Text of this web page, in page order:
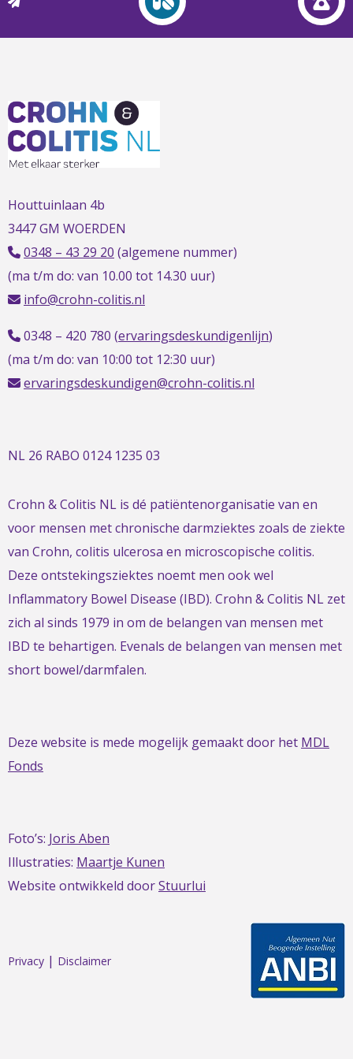
Houttuinlaan 4b
3447 GM WOERDEN
0348 – 43 29 20 (algemene nummer)
(ma t/m do: van 10.00 tot 14.30 uur)
info@crohn-colitis.nl
0348 – 420 780 (ervaringsdeskundigenlijn)
(ma t/m do: van 10:00 tot 12:30 uur)
ervaringsdeskundigen@crohn-colitis.nl
NL 26 RABO 0124 1235 03
Crohn & Colitis NL is dé patiëntenorganisatie van en
voor mensen met chronische darmziektes zoals de ziekte
van Crohn, colitis ulcerosa en microscopische colitis.
Deze ontstekingsziektes noemt men ook wel
Inflammatory Bowel Disease (IBD). Crohn & Colitis NL zet
zich al sinds 1979 in om de belangen van mensen met
IBD te behartigen. Evenals de belangen van mensen met
short bowel/darmfalen.
Deze website is mede mogelijk gemaakt door het MDL
Fonds
Foto’s: Joris Aben
Illustraties: Maartje Kunen
Website ontwikkeld doorStuurlui
Privacy | Disclaimer